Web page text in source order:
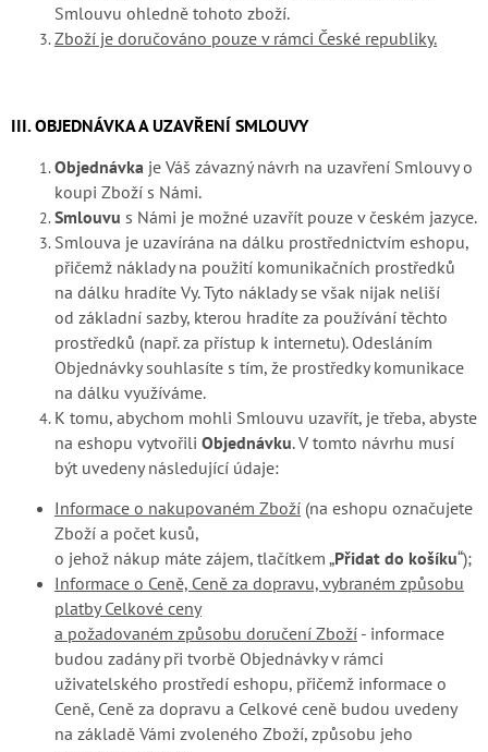
Smlouvu ohledně tohoto zboží.
Zboží je doručováno pouze v rámci České republiky.
III. OBJEDNÁVKA A UZAVŘENÍ SMLOUVY
Objednávka je Váš závazný návrh na uzavření Smlouvy o
koupi Zboží s Námi.
Smlouvu s Námi je možné uzavřít pouze v českém jazyce.
Smlouva je uzavírána na dálku prostřednictvím eshopu,
přičemž náklady na použití komunikačních prostředků
na dálku hradíte Vy. Tyto náklady se však nijak neliší
od základní sazby, kterou hradíte za používání těchto
prostředků (např. za přístup k internetu). Odesláním
Objednávky souhlasíte s tím, že prostředky komunikace
na dálku využíváme.
K tomu, abychom mohli Smlouvu uzavřít, je třeba, abyste
na eshopu vytvořili Objednávku. V tomto návrhu musí
být uvedeny následující údaje:
Informace o nakupovaném Zboží (na eshopu označujete
Zboží a počet kusů,
o jehož nákup máte zájem, tlačítkem „Přidat do košíku“);
Informace o Ceně, Ceně za dopravu, vybraném způsobu
platby Celkové ceny
a požadovaném způsobu doručení Zboží - informace
budou zadány při tvorbě Objednávky v rámci
uživatelského prostředí eshopu, přičemž informace o
Ceně, Ceně za dopravu a Celkové ceně budou uvedeny
na základě Vámi zvoleného Zboží, způsobu jeho